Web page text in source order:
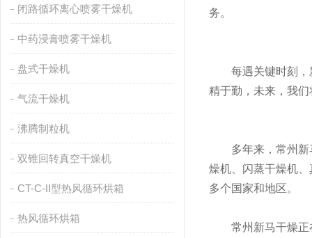
闭路循环离心喷雾干燥机
中药浸膏喷雾干燥机
盘式干燥机
气流干燥机
沸腾制粒机
双锥回转真空干燥机
CT-C-II型热风循环烘箱
热风循环烘箱
务。
每遇关键时刻，新
精于勤，未来，我
多年来，常州新马
燥机、闪蒸干燥机
多个国家和地区。
常州新马干燥正在